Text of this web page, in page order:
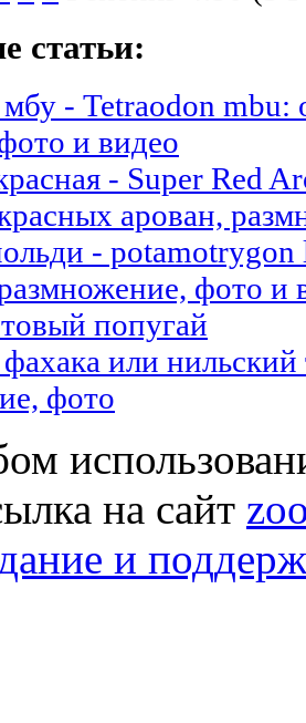
статьи:
- Tetraodon mbu:
и видео
- Super Red
арован,
-
фото и
попугай
или
фото
на сайт
и